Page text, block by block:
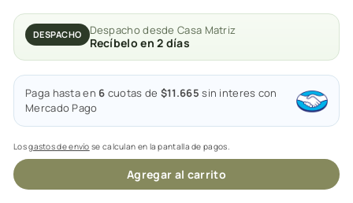
DESPACHO Despacho desde Casa Matriz
Recíbelo en 2 días
Paga hasta en 6 cuotas de $11.665 sin interes con
Mercado Pago
Losgastos de envío se calculan en la pantalla de pagos.
Agregar al carrito